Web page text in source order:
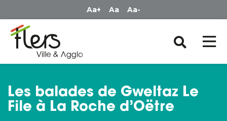
Aa+ Aa Aa-
Les balades de Gweltaz Le
File à La Roche d’Oëtre
Panneau de gestion des cookies